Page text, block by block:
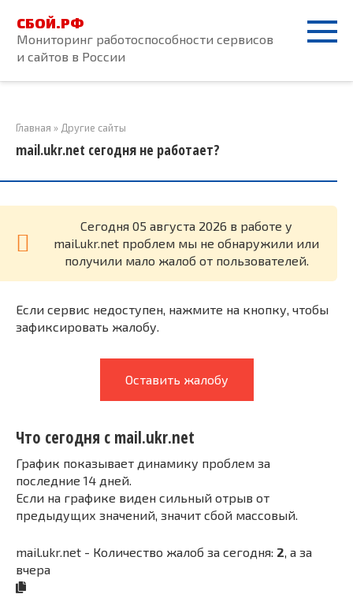
контенту
СБОЙ.РФ
Мониторинг работоспособности сервисов
и сайтов в России
Главная » Другие сайты
mail.ukr.net сегодня не работает?
Cегодня 05 августа 2026 в работе у
mail.ukr.net проблем мы не обнаружили или
получили мало жалоб от пользователей.
Если сервис недоступен, нажмите на кнопку, чтобы
зафиксировать жалобу.
Оставить жалобу
Что сегодня с mail.ukr.net
График показывает динамику проблем за
последние 14 дней.
Если на графике виден сильный отрыв от
предыдущих значений, значит сбой массовый.
mail.ukr.net - Количество жалоб за сегодня: 2 , а за
вчера